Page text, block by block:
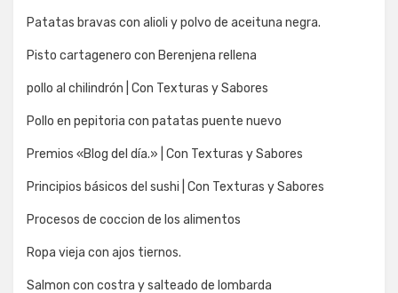
Patatas bravas con alioli y polvo de aceituna negra.
Pisto cartagenero con Berenjena rellena
pollo al chilindrón | Con Texturas y Sabores
Pollo en pepitoria con patatas puente nuevo
Premios «Blog del día.» | Con Texturas y Sabores
Principios básicos del sushi | Con Texturas y Sabores
Procesos de coccion de los alimentos
Ropa vieja con ajos tiernos.
Salmon con costra y salteado de lombarda